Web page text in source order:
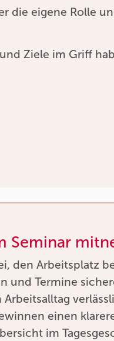
die eigene Rolle
Ziele im Griff
Seminar
den Arbeitsplatz
und Termine
einen
im